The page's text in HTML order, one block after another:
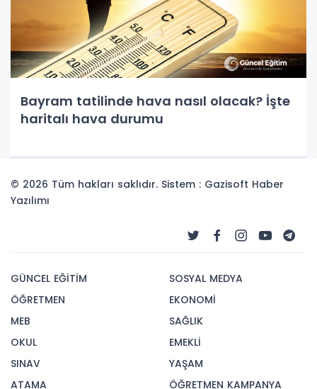
Bayram tatilinde hava nasıl olacak? İşte
haritalı hava durumu
© 2026 Tüm hakları saklıdır. Sistem : Gazisoft Haber
Yazılımı
GÜNCEL EĞİTİM
ÖĞRETMEN
MEB
OKUL
SINAV
ATAMA
SOSYAL MEDYA
EKONOMİ
SAĞLIK
EMEKLİ
YAŞAM
ÖĞRETMEN KAMPANYA